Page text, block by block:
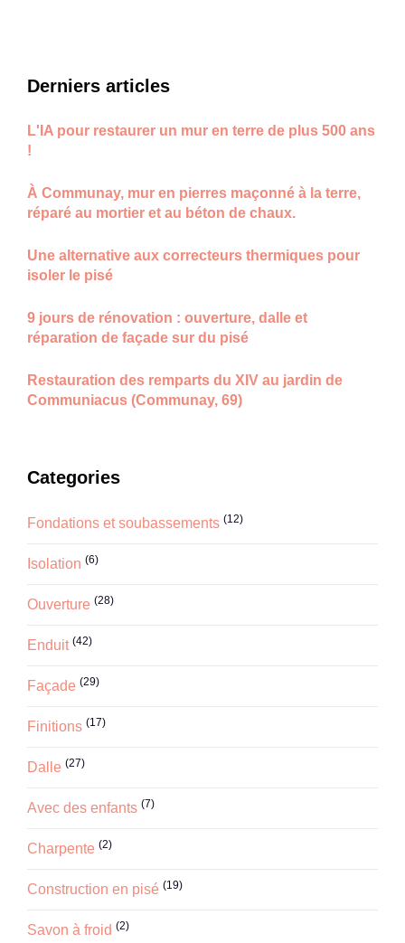
Derniers articles
L'IA pour restaurer un mur en terre de plus 500 ans
!
À Communay, mur en pierres maçonné à la terre,
réparé au mortier et au béton de chaux.
Une alternative aux correcteurs thermiques pour
isoler le pisé
9 jours de rénovation : ouverture, dalle et
réparation de façade sur du pisé
Restauration des remparts du XIV au jardin de
Communiacus (Communay, 69)
Categories
Fondations et soubassements (12)
Isolation (6)
Ouverture (28)
Enduit (42)
Façade (29)
Finitions (17)
Dalle (27)
Avec des enfants (7)
Charpente (2)
Construction en pisé (19)
Savon à froid (2)